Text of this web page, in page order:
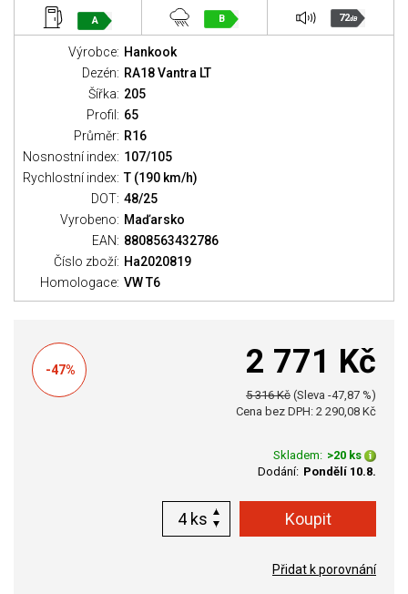
A B 72dB
Výrobce: Hankook
Dezén: RA18 Vantra LT
Šířka: 205
Profil: 65
Průměr: R16
Nosnostní index: 107/105
Rychlostní index: T (190 km/h)
DOT: 48/25
Vyrobeno: Maďarsko
EAN: 8808563432786
Číslo zboží: Ha2020819
Homologace: VW T6
-47% 2 771 Kč
5 316 Kč (Sleva -47,87 %)
Cena bez DPH: 2 290,08 Kč
Skladem: >20 ks
Dodání: Pondělí 10.8.
ks
Přidat k porovnání